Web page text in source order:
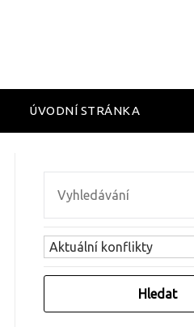
ÚVODNÍ STRÁNKA